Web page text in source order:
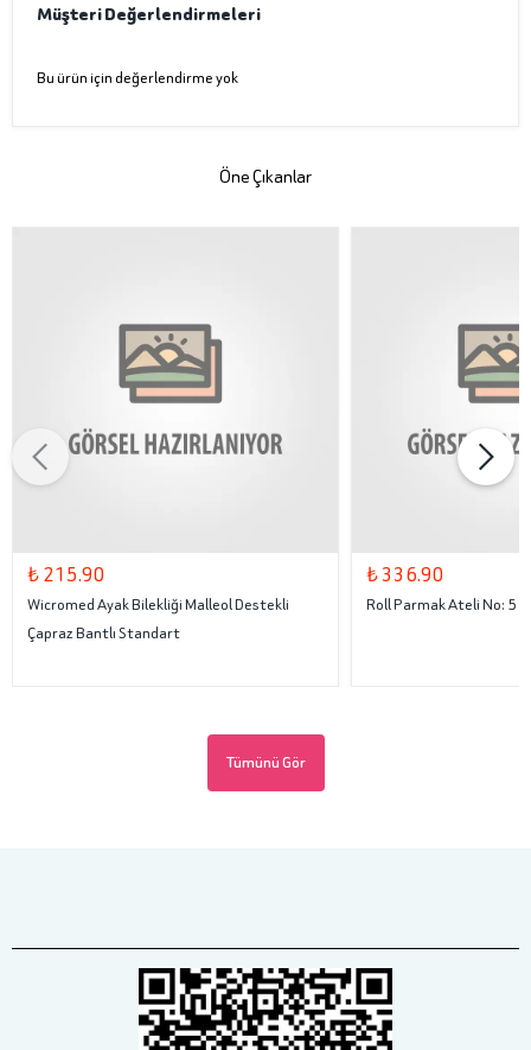
Müşteri Değerlendirmeleri
Bu ürün için değerlendirme yok
Öne Çıkanlar
₺ 215.90
Wicromed Ayak Bilekliği Malleol Destekli
Çapraz Bantlı Standart
₺ 336.90
Roll Parmak Ateli No: 5
Tümünü Gör